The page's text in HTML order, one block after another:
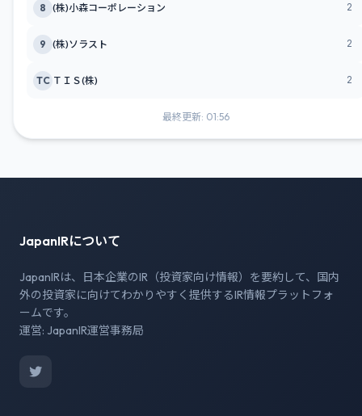
8 (株)小森コーポレーション 2
9 (株)ソラスト 2
TC ＴＩＳ(株) 2
最終更新: 01:56
JapanIRについて
JapanIRは、日本企業のIR（投資家向け情報）を要約して、国内
外の投資家に向けてわかりやすく提供するIR情報プラットフォ
ームです。
運営: JapanIR運営事務局